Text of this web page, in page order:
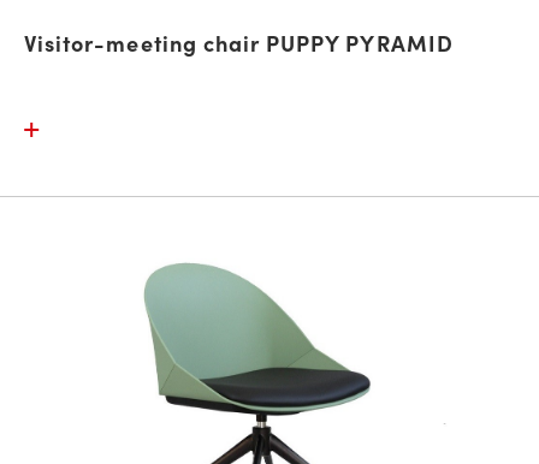
Visitor-meeting chair PUPPY PYRAMID